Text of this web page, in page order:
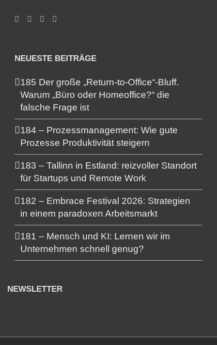
NEUESTE BEITRÄGE
185 Der große „Return-to-Office“-Bluff.
Warum „Büro oder Homeoffice?“ die
falsche Frage ist
184 – Prozessmanagement: Wie gute
Prozesse Produktivität steigern
183 – Tallinn in Estland: reizvoller Standort
für Startups und Remote Work
182 – Embrace Festival 2026: Strategien
in einem paradoxen Arbeitsmarkt
181 – Mensch und KI: Lernen wir im
Unternehmen schnell genug?
NEWSLETTER